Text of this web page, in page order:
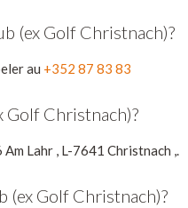
(ex Golf Christnach)?
au +352 87 83 83
Golf Christnach)?
Lahr , L-7641 Christnach ,.
(ex Golf Christnach)?